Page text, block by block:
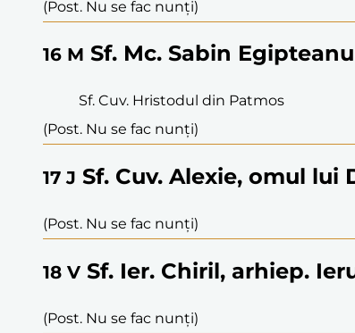
(Post. Nu se fac nunți)
16 M Sf. Mc. Sabin
Sf. Cuv. Hristodul din Patmos
(Post. Nu se fac nunți)
17 J Sf. Cuv. Alexie, omul lui
(Post. Nu se fac nunți)
18 V Sf. Ier. Chiril, arhiep.
(Post. Nu se fac nunți)